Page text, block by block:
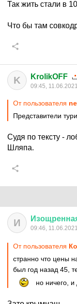
Так жить стали в
Что бы там
K KrolikOFF
09:45, 11.06.2021
От пользователя
Представители
Судя по тексту -
Шляпа.
И 09:46, 11.06.2021
От пользователя
странно что цены
был год назад 45,
но ничего, и